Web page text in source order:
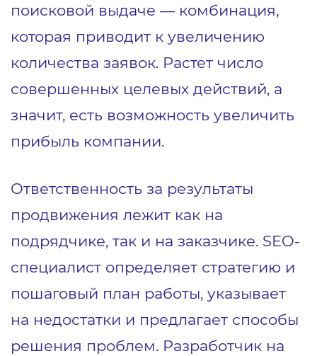
поисковой выдаче — комбинация,
которая приводит к увеличению
количества заявок. Растет число
совершенных целевых действий, а
значит, есть возможность увеличить
прибыль компании.
Ответственность за результаты
продвижения лежит как на
подрядчике, так и на заказчике. SEO-
специалист определяет стратегию и
пошаговый план работы, указывает
на недостатки и предлагает способы
решения проблем. Разработчик на